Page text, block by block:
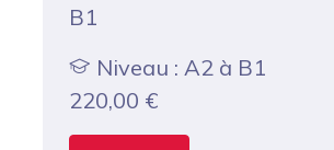
B1
Niveau : A2 à B1
220,00 €